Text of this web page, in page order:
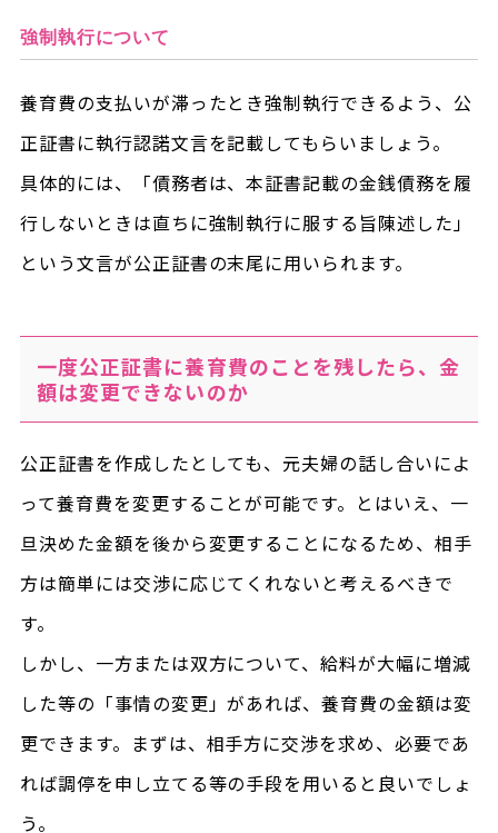
強制執行について
養育費の支払いが滞ったとき強制執行できるよう、公
正証書に執行認諾文言を記載してもらいましょう。
具体的には、「債務者は、本証書記載の金銭債務を履
行しないときは直ちに強制執行に服する旨陳述した」
という文言が公正証書の末尾に用いられます。
一度公正証書に養育費のことを残したら、金
額は変更できないのか
公正証書を作成したとしても、元夫婦の話し合いによ
って養育費を変更することが可能です。とはいえ、一
旦決めた金額を後から変更することになるため、相手
方は簡単には交渉に応じてくれないと考えるべきで
す。
しかし、一方または双方について、給料が大幅に増減
した等の「事情の変更」があれば、養育費の金額は変
更できます。まずは、相手方に交渉を求め、必要であ
れば調停を申し立てる等の手段を用いると良いでしょ
う。